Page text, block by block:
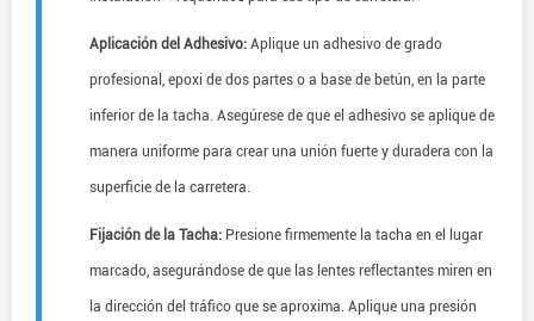
Aplicación del Adhesivo: Aplique un adhesivo de grado
profesional, epoxi de dos partes o a base de betún, en la parte
inferior de la tacha. Asegúrese de que el adhesivo se aplique de
manera uniforme para crear una unión fuerte y duradera con la
superficie de la carretera.
Fijación de la Tacha: Presione firmemente la tacha en el lugar
marcado, asegurándose de que las lentes reflectantes miren en
la dirección del tráfico que se aproxima. Aplique una presión